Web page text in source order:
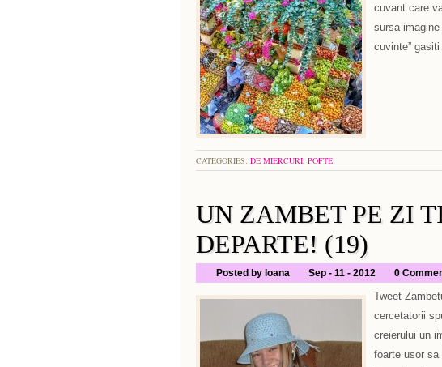
cuvant care
sursa
cuvinte” gasiti
CATEGORIES: DE MIERCURI, POFTE
UN ZAMBET PE ZI
DEPARTE! (19)
Posted by Ioana Sep - 11 - 2012 0
Tweet
cercetatorii
creierului un
foarte usor